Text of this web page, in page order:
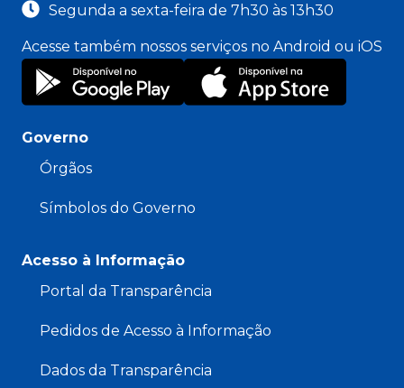
Segunda a sexta-feira de 7h30 às 13h30
Acesse também nossos serviços no Android ou iOS
Governo
Órgãos
Símbolos do Governo
Acesso à Informação
Portal da Transparência
Pedidos de Acesso à Informação
Dados da Transparência